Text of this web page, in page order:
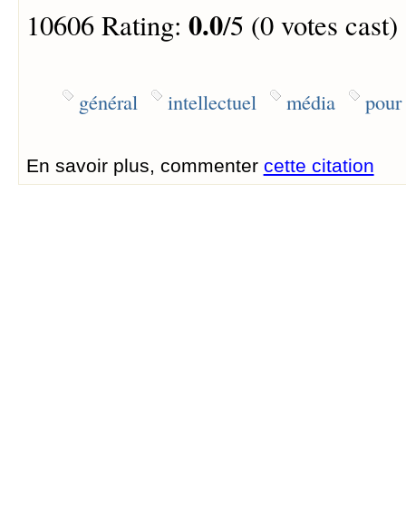
10606 Rating: 0.0/5 (0 votes cast)
général intellectuel média
En savoir plus, commenter cette citation